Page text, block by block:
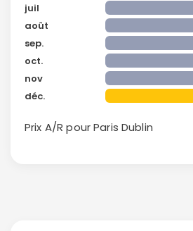
juil
août
sep.
oct.
nov
déc.
Prix A/R pour Paris Dublin